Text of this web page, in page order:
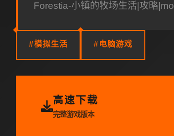
Forestia-小镇的牧场生活|攻略
#模拟生活 #电脑游戏
高速下载
完整游戏版本